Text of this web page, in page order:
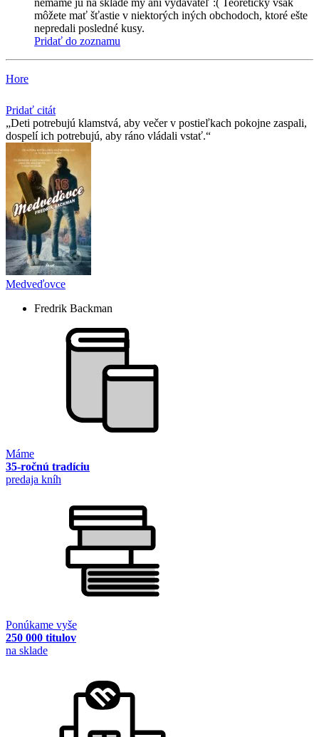
nemáme ju na sklade my ani vydavateľ :( Teoreticky však
môžete mať šťastie v niektorých iných obchodoch, ktoré ešte
nepredali posledné kusy.
Pridať do zoznamu
Hore
Pridať citát
Deti potrebujú klamstvá, aby večer v postieľkach pokojne zaspali,
dospelí ich potrebujú, aby ráno vládali vstať.
Medveďovce
Fredrik Backman
Máme
35-ročnú tradíciu
predaja kníh
Ponúkame vyše
250 000 titulov
na sklade